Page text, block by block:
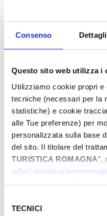
Consenso Dettagli
Questo sito web utilizza i
Utilizziamo cookie propri
tecniche (necessari per la
statistiche) e cookie
alle Tue preferenze) per
personalizzata sulla base
del sito. Il titolare del
TURISTICA ROMAGNA”,
cookie premendo il
gestire le tue preferenze
delTECNICI
experience unique
dream Easter now!
Easter
From
To